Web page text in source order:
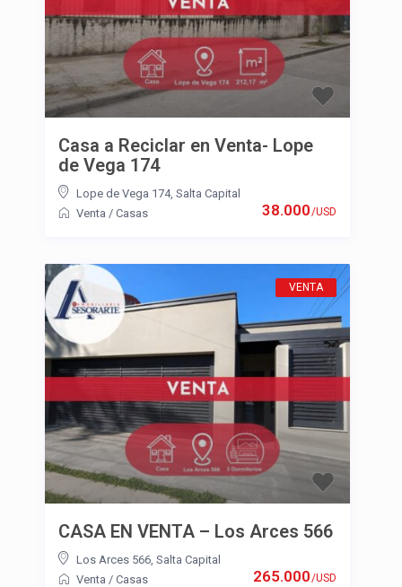
38.000/USD
Casa a Reciclar en Venta- Lope
de Vega 174
Lope de Vega 174, Salta Capital
Venta / Casas
VENTA
265.000/USD
CASA EN VENTA – Los Arces 566
Los Arces 566 Salta Capital
Venta / Casas